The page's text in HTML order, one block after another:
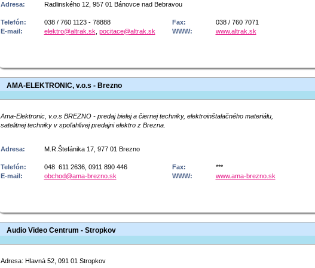
Adresa: Radlinského 12, 957 01 Bánovce nad Bebravou
Telefón: 038 / 760 1123 - 78888 Fax:
038 / 760 7071
E-mail:
elektro@altrak.sk pocitace@altrak.sk WWW: www.altrak.sk
AMA-ELEKTRONIC, v.o.s - Brezno
Ama-Elektronic, v.o.s BREZNO - predaj bielej a čiernej techniky, elektroinštalačného materiálu,
satelitnej techniky v spoľahlivej predajni elektro z Brezna.
Adresa: M.R.Štefánika 17, 977 01 Brezno
Telefón: 048 611 2636, 0911 890 446 Fax:
***
E-mail:
obchod@ama-brezno.sk WWW: www.ama-brezno.sk
Audio Video Centrum - Stropkov
Adresa: Hlavná 52, 091 01 Stropkov